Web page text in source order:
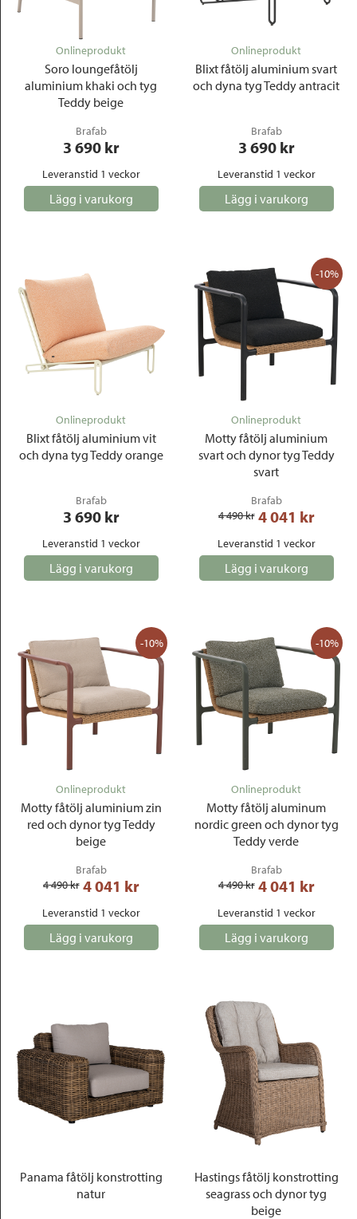
Soro loungefåtölj
aluminium khaki och tyg
Teddy beige
Onlineprodukt
Brafab
3 690 kr
Leveranstid 1 veckor
Lägg i varukorg
Blixt fåtölj aluminium svart
och dyna tyg Teddy antracit
Onlineprodukt
Brafab
3 690 kr
Leveranstid 1 veckor
Lägg i varukorg
Blixt fåtölj aluminium vit
och dyna tyg Teddy orange
Onlineprodukt
Brafab
3 690 kr
Leveranstid 1 veckor
Lägg i varukorg
-10%
Motty fåtölj aluminium
svart och dynor tyg Teddy
svart
Onlineprodukt
Brafab
4 490 kr 4 041 kr
Leveranstid 1 veckor
Lägg i varukorg
-10%
Motty fåtölj aluminium zin
red och dynor tyg Teddy
beige
Onlineprodukt
Brafab
4 490 kr 4 041 kr
Leveranstid 1 veckor
Lägg i varukorg
-10%
Motty fåtölj aluminum
nordic green och dynor tyg
Teddy verde
Onlineprodukt
Brafab
4 490 kr 4 041 kr
Leveranstid 1 veckor
Lägg i varukorg
Panama fåtölj konstrotting
natur
Hastings fåtölj konstrotting
seagrass och dynor tyg
beige